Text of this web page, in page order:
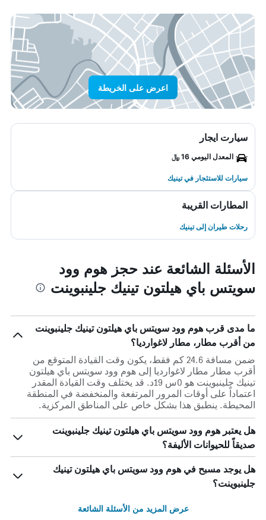
اعرض على الخريطة
سيارت ايجار
المعدل اليومي 16 ﷼
سيارات للاستئجار في تينيك
المطارات القريبة
رحلات طيران إلى تينيك
الأسئلة الشائعة عند حجز هوم وود
سويتس باي هيلتون تينيك جلينبوينت
ما مدى قرب هوم وود سويتس باي هيلتون تينيك جلينبوينت
من أقرب مطار، مطار لاغوارديا؟
ضمن مسافة 24.6 كم فقط، يكون وقت القيادة المتوقع من
أقرب مطار مطار لاغوارديا إلى هوم وود سويتس باي هيلتون
تينيك جلينبوينت هو 0س 19د. قد يختلف وقت القيادة المقدر
اعتماداً على أوقات المرور المرتفعة والمنخفضة في المنطقة
المحيطة. ينطبق هذا بشكل خاص على المناطق المركزية.
هل يعتبر هوم وود سويتس باي هيلتون تينيك جلينبوينت
صديقاً للحيوانات الأليفة؟
هل يوجد مسبح في هوم وود سويتس باي هيلتون تينيك
جلينبوينت؟
عرض المزيد من الأسئلة الشائعة